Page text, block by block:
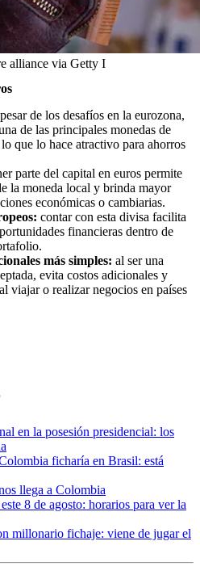
alliance via Getty I
de los desafíos en la eurozona,
de las principales monedas de
que lo hace atractivo para ahorros
parte del capital en euros permite
la moneda local y brinda mayor
económicas o cambiarias.
contar con esta divisa facilita
financieras dentro de
más simples: al ser una
evita costos adicionales y
viajar o realizar negocios en países
en la posesión presidencial: los
ficharía en Brasil: está
llega a Colombia
8 de agosto: horarios para ver la
millonario fichaje: viene de jugar el